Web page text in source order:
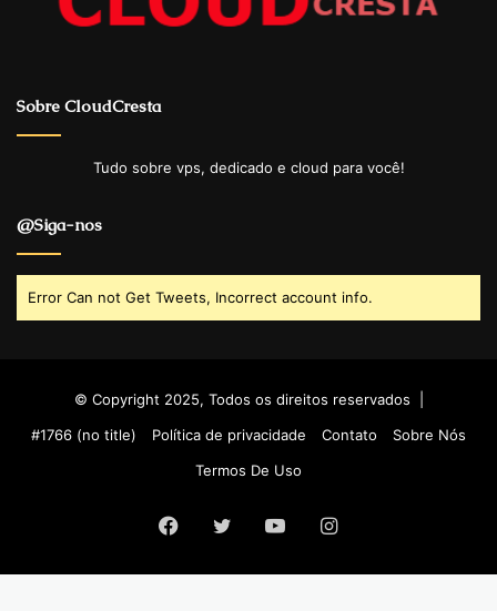
Sobre CloudCresta
Tudo sobre vps, dedicado e cloud para você!
@Siga-nos
Error Can not Get Tweets, Incorrect account info.
© Copyright 2025, Todos os direitos reservados |
#1766 (no title)
Política de privacidade Contato
Sobre Nós
Termos De Uso
Facebook
Twitter YouTubeInstagram